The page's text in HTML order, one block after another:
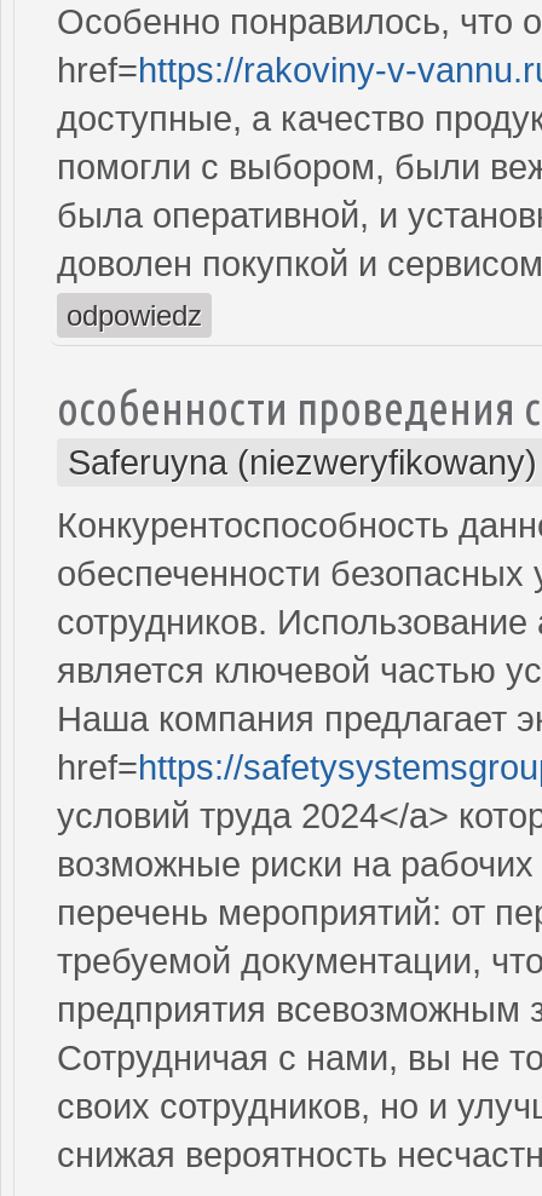
Особенно понравилось, что
href=https://rakoviny-v-
доступные, а качество
помогли с выбором, были
была оперативной, и
доволен покупкой и
odpowiedz
особенности проведения
Saferuyna (niezweryfikowany)
Конкурентоспособность
обеспеченности
сотрудников.
является ключевой частью
Наша компания предлагает
href=https://
условий труда 2024</a>
возможные риски на
перечень мероприятий: от
требуемой документации,
предприятия всевозможным
Сотрудничая с нами, вы не
своих сотрудников, но и
снижая вероятность